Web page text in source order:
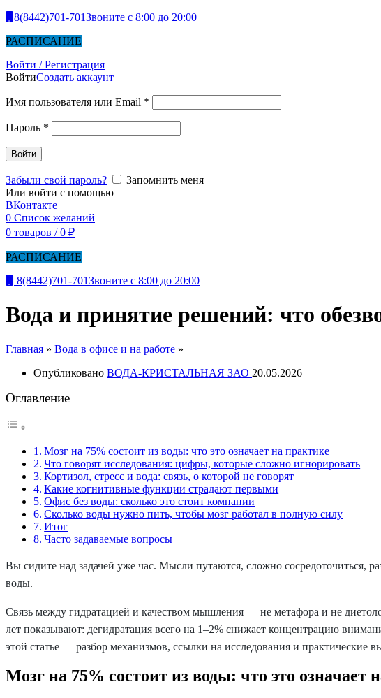
8(8442)701-701Звоните с 8:00 до 20:00
РАСПИСАНИЕ
Войти / Регистрация
ВойтиСоздать аккаунт
Имя пользователя или Email *
Пароль *
Войти
Забыли свой пароль?
Запомнить меня
Или войти с помощью
ВКонтакте
0 Список желаний
0 товаров / 0 ₽
РАСПИСАНИЕ
8(8442)701-701Звоните с 8:00 до 20:00
Вода и принятие решений: что
Главная » Вода в офисе и на работе »
Опубликовано ВОДА-КРИСТАЛЬНАЯ ЗАО 20.05.2026
Оглавление
Мозг на 75% состоит из воды: что это означает на практике
Что говорят исследования: цифры, которые сложно игнорировать
Кортизол, стресс и вода: связь, о которой не говорят
Какие когнитивные функции страдают первыми
Офис без воды: сколько это стоит компании
Сколько воды нужно пить, чтобы мозг работал в полную силу
Итог
Часто задаваемые вопросы
Вы сидите над задачей уже час. Мысли путаются, сложно сосредоточиться,
воды.
Связь между гидратацией и качеством мышления — не метафора и не
лет показывают: дегидратация всего на 1–2% снижает концентрацию
этой статье — разбор механизмов, ссылки на исследования и практические
Мозг на 75% состоит из воды: что это означает